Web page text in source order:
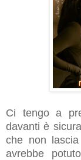
Ci tengo a
davanti è
che non
avrebbe